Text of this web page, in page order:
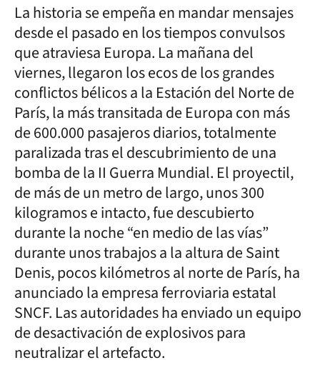
La historia se empeña en mandar mensajes
desde el pasado en los tiempos convulsos
que atraviesa Europa. La mañana del
viernes, llegaron los ecos de los grandes
conflictos bélicos a la Estación del Norte de
París, la más transitada de Europa con más
de 600.000 pasajeros diarios, totalmente
paralizada tras el descubrimiento de una
bomba de la II Guerra Mundial. El proyectil,
de más de un metro de largo, unos 300
kilogramos e intacto, fue descubierto
durante la noche “en medio de las vías”
durante unos trabajos a la altura de Saint
Denis, pocos kilómetros al norte de París, ha
anunciado la empresa ferroviaria estatal
SNCF. Las autoridades ha enviado un equipo
de desactivación de explosivos para
neutralizar el artefacto.